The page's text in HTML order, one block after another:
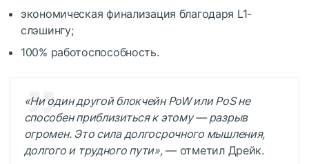
экономическая финализация благодаря L1-
слэшингу;
100% работоспособность.
«Ни один другой блокчейнPoWили PoS не
способен приблизиться к этому — разрыв
огромен. Это сила долгосрочного мышления,
долгого и трудного пути»,— отметил Дрейк.